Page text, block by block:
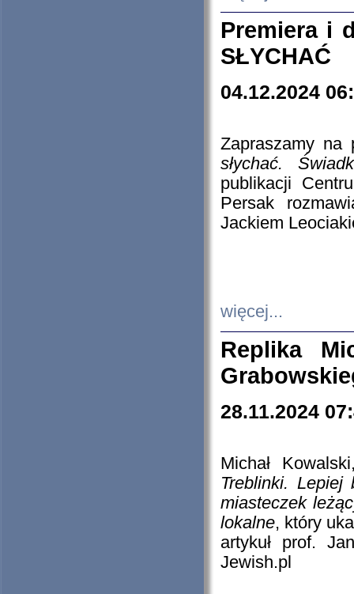
Premiera i
SŁYCHAĆ
04.12.2024
Zapraszamy
słychać.
publikacji
Persak
Jackiem
więcej...
Replika
28.11.2024
Michał
Treblinki. Lepiej
miasteczek
lokalne, który
artykuł prof.
Jewish.pl